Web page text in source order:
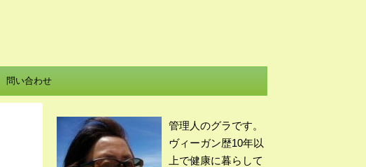
問い合わせ
管理人のグラです。
ヴィーガン歴10年以
上で健康に暮らして